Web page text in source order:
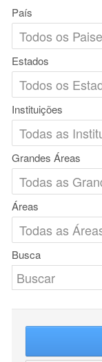
País
Estados
Instituições
Grandes Áreas
Áreas
Busca